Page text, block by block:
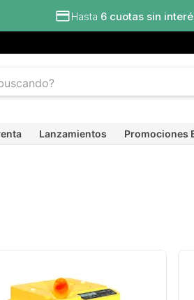
Hasta 6 cuotas sin
Lanzamientos Promociones